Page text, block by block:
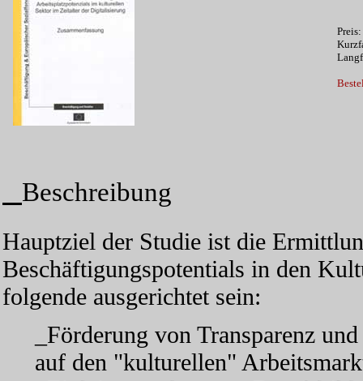
Beschreibung
Hauptziel der Studie ist die
Beschäftigungspotentials in den
folgende ausgerichtet sein:
_Förderung von Transparenz
auf den "kulturellen"